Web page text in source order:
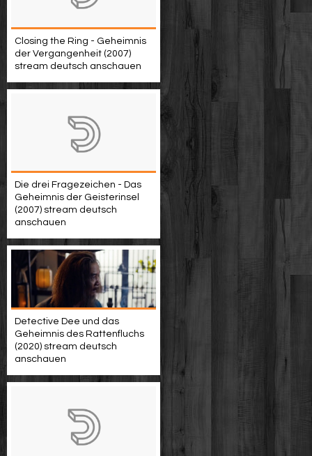
Closing the Ring - Geheimnis
der Vergangenheit (2007)
stream deutsch anschauen
Die drei Fragezeichen - Das
Geheimnis der Geisterinsel
(2007) stream deutsch
anschauen
Detective Dee und das
Geheimnis des Rattenfluchs
(2020) stream deutsch
anschauen